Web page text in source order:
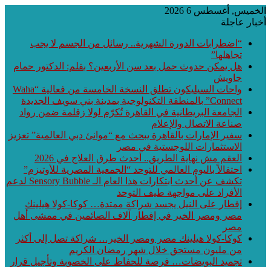
الخميس, أغسطس 6 2026
أخبار عاجلة
“اضطرابات الدورة الشهرية.. رسائل من الجسم لا يجب
تجاهلها”
هل يمكن حدوث حمل بعد سن الأربعين؟ بقلم: الدكتور حمام
جاويش
واحات السيليكون تطلق النسخة الخامسة من فعالية “Waha
Connect” بالمنطقة التكنولوجية بمدينة بني سويف الجديدة
الجامعة البريطانية في القاهرة تُكرّم لولا زقلمة ضمن رواد
صناعة الاتصال والإعلام
سفير الإمارات بالقاهرة يبحث مع “موانئ دبي العالمية” تعزيز
الاستثمارات اللوجستية في مصر
العقم مش نهاية الطريق.. أحدث طرق العلاج في 2026
احتفالاً باليوم العالمي للتوحد “الجمعية المصرية للأوتيزم”
تكشف عن أحدث ابتكارات هذا العام الـ Sensory Bubble لدعم
الأفراد على مواجهة طيف التوحد
إفطار على النيل يجسد شراكة ممتدة… كوكا-كولا هيلينك
مصر ومصر الخير في إفطار آلاف الصائمين في ممشى أهل
مصر
كوكا-كولا هيلينك مصر ومصر الخير… شراكة تصل إلى أكثر
من مليون مستحق خلال شهر رمضان الكريم
تجميد البويضات… فرصة للحفاظ على الخصوبة وتأجيل قرار